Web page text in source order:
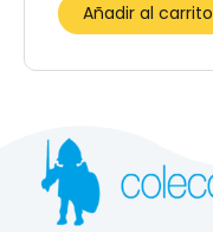
Añadir al carrito